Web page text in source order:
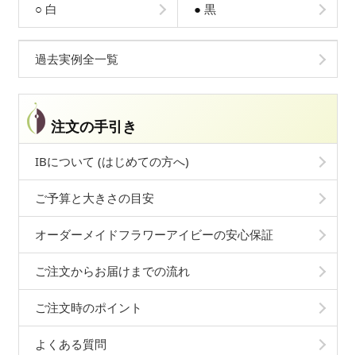
○ 白 ● 黒
過去実例全一覧
注文の手引き
IBについて (はじめての方へ)
ご予算と大きさの目安
オーダーメイドフラワーアイビーの安心保証
ご注文からお届けまでの流れ
ご注文時のポイント
よくある質問